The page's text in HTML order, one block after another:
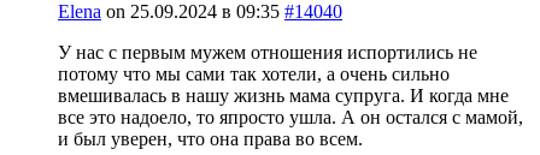
Elena on 25.09.2024 в 09:35 #14040
У нас с первым мужем отношения испортились не
потому что мы сами так хотели, а очень сильно
вмешивалась в нашу жизнь мама супруга. И когда мне
все это надоело, то япросто ушла. А он остался с мамой,
и был уверен, что она права во всем.